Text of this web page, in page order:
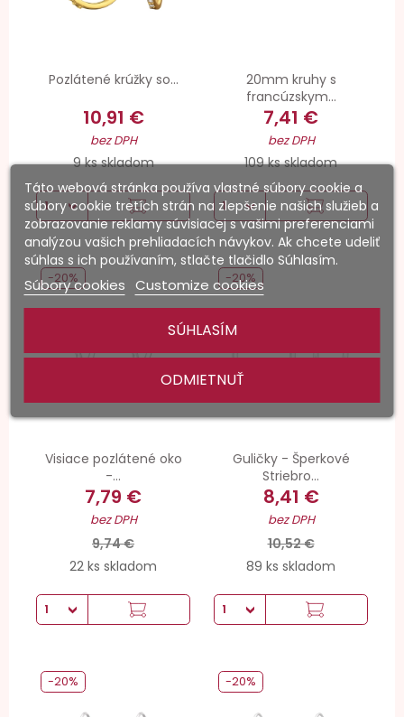
Pozlátené krúžky so...
10,91 €
bez DPH
9 ks skladom
20mm kruhy s
francúzskym...
7,41 €
bez DPH
109 ks skladom
Visiace pozlátené oko
-...
7,79 €
bez DPH
9,74 €
22 ks skladom
-20%
Guličky - Šperkové
Striebro...
8,41 €
bez DPH
10,52 €
89 ks skladom
-20%
-20% -20%
Táto webová stránka používa vlastné súbory cookie a
súbory cookie tretích strán na zlepšenie našich služieb a
zobrazovanie reklamy súvisiacej s vašimi preferenciami
analýzou vašich prehliadacích návykov. Ak chcete udeliť
súhlas s ich používaním, stlačte tlačidlo Súhlasím.
Súbory cookies Customize cookies
ODMIETNUŤ
SÚHLASÍM